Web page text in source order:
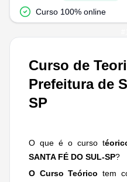
Curso de
Prefeitura de
SP
O que é o curso t
SANTA FÉ DO SUL-SP?
O Curso Teórico tem
Curso 100% online